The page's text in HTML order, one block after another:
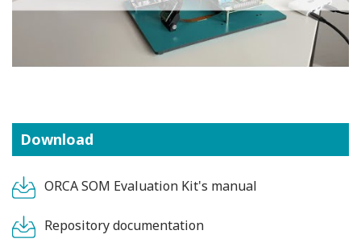
Download
ORCA SOM Evaluation Kit's manual
Repository documentation